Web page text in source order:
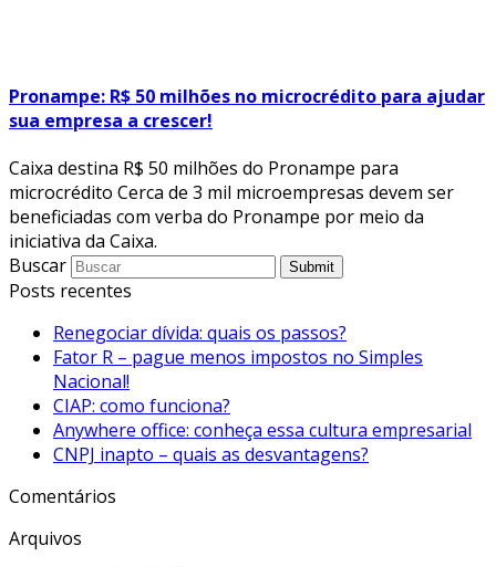
Pronampe: R$ 50 milhões no microcrédito para ajudar
sua empresa a crescer!
Caixa destina R$ 50 milhões do Pronampe para
microcrédito Cerca de 3 mil microempresas devem ser
beneficiadas com verba do Pronampe por meio da
iniciativa da Caixa.
Buscar
Submit
Posts recentes
Renegociar dívida: quais os passos?
Fator R – pague menos impostos no Simples
Nacional!
CIAP: como funciona?
Anywhere office: conheça essa cultura empresarial
CNPJ inapto – quais as desvantagens?
Comentários
Arquivos